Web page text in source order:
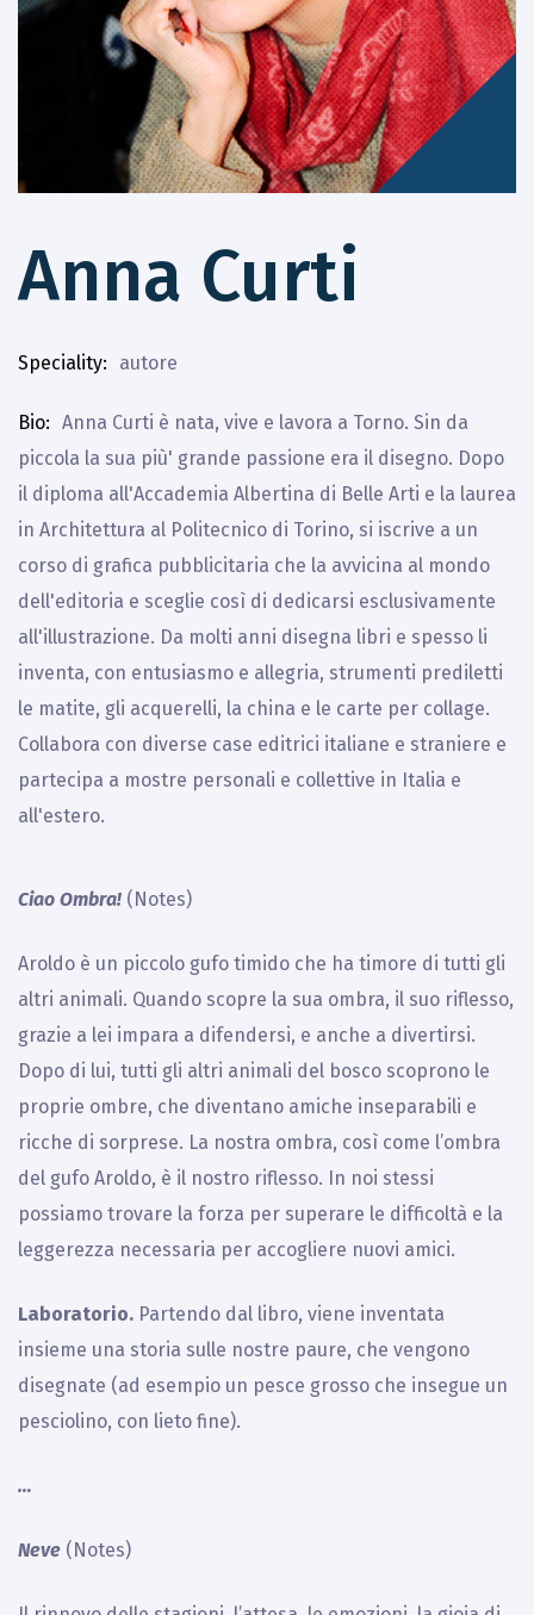
Anna Curti
Speciality autore
Bio
Anna Curti è nata, vive e lavora a Torno. Sin da
piccola la sua più' grande passione era il disegno. Dopo
il diploma all'Accademia Albertina di Belle Arti e la laurea
in Architettura al Politecnico di Torino, si iscrive a un
corso di grafica pubblicitaria che la avvicina al mondo
dell'editoria e sceglie così di dedicarsi esclusivamente
all'illustrazione. Da molti anni disegna libri e spesso li
inventa, con entusiasmo e allegria, strumenti prediletti
le matite, gli acquerelli, la china e le carte per collage.
Collabora con diverse case editrici italiane e straniere e
partecipa a mostre personali e collettive in Italia e
all'estero.
Ciao Ombra! (Notes)
Aroldo è un piccolo gufo timido che ha timore di tutti gli
altri animali. Quando scopre la sua ombra, il suo riflesso,
grazie a lei impara a difendersi, e anche a divertirsi.
Dopo di lui, tutti gli altri animali del bosco scoprono le
proprie ombre, che diventano amiche inseparabili e
ricche di sorprese. La nostra ombra, così come l’ombra
del gufo Aroldo, è il nostro riflesso. In noi stessi
possiamo trovare la forza per superare le difficoltà e la
leggerezza necessaria per accogliere nuovi amici.
Laboratorio. Partendo dal libro, viene inventata
insieme una storia sulle nostre paure, che vengono
disegnate (ad esempio un pesce grosso che insegue un
pesciolino, con lieto fine).
…
Neve (Notes)